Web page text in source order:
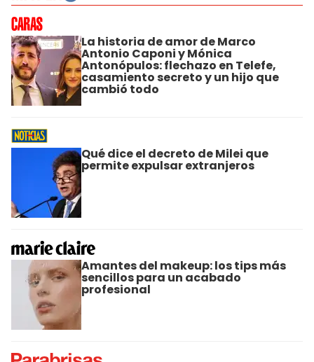
La historia de amor de Marco
Antonio Caponi y Mónica
Antonópulos: flechazo en Telefe,
casamiento secreto y un hijo que
cambió todo
Qué dice el decreto de Milei que
permite expulsar extranjeros
Amantes del makeup: los tips más
sencillos para un acabado
profesional